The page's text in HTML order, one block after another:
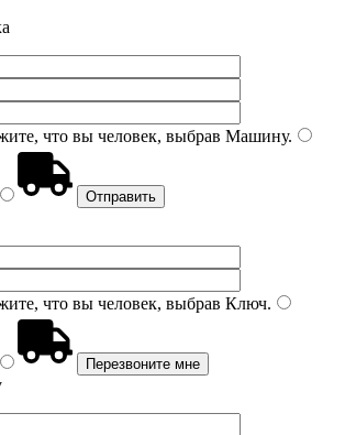
что вы человек, выбрав Машину.
что вы человек, выбрав Ключ.